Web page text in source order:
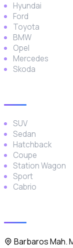
Hyundai
Ford
Toyota
BMW
Opel
Mercedes
Skoda
SUV
Sedan
Hatchback
Coupe
Station Wagon
Sport
Cabrio
Barbaros Mah.